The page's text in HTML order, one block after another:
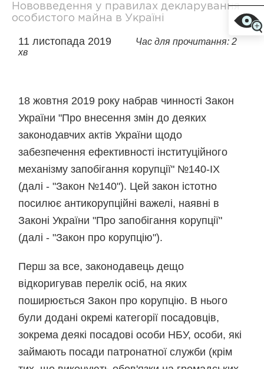
Нововведення у правилах декларування
особистого майна в Україні
11 листопада 2019
Час для прочитання: 2
хв
18 жовтня 2019 року набрав чинності Закон
України "Про внесення змін до деяких
законодавчих актів України щодо
забезпечення ефективності інституційного
механізму запобігання корупції" №140-IX
(далі - "Закон №140"). Цей закон істотно
посилює антикорупційні важелі, наявні в
Законі України "Про запобігання корупції"
(далі - "Закон про корупцію").
Перш за все, законодавець дещо
відкоригував перелік осіб, на яких
поширюється Закон про корупцію. В нього
були додані окремі категорії посадовців,
зокрема деякі посадові особи НБУ, особи, які
займають посади патронатної служби (крім